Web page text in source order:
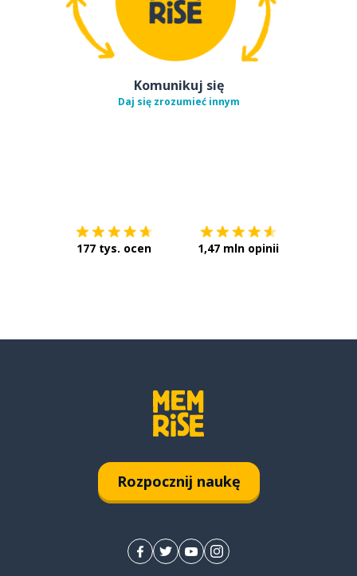
Komunikuj się
Daj się zrozumieć innym
177 tys. ocen 1,47 mln opinii
Rozpocznij naukę